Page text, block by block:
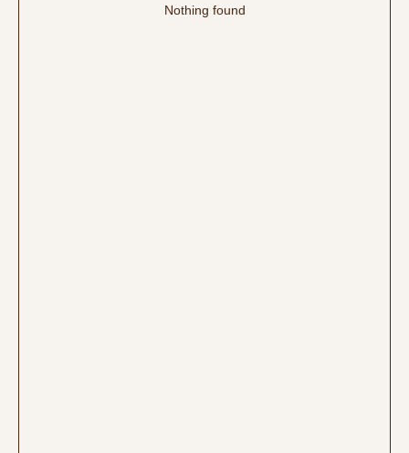
Nothing found